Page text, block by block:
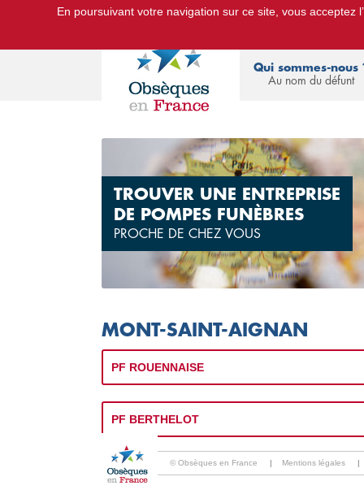
Le Portail d'Informations Obsèques :devis
Qui sommes-nous
Au nom du défunt
TROUVER UNE ENTREPRISE
DE POMPES FUNÈBRES
PROCHE DE CHEZ VOUS
MONT-SAINT-AIGNAN
PF ROUENNAISE
PF BERTHELOT
© Obsèques en France | Mentions légales |
En poursuivant votre navigation sur ce site, vous